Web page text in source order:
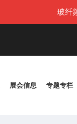
玻纤
展会信息 专题专栏